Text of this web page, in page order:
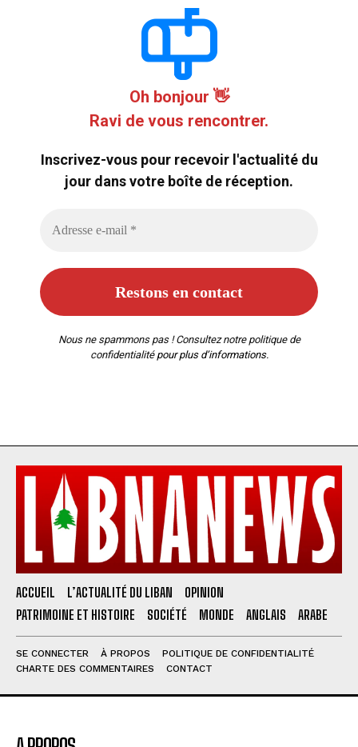
Oh bonjour 👋
Ravi de vous rencontrer.
Inscrivez-vous pour recevoir l'actualité du
jour dans votre boîte de réception.
Nous ne spammons pas ! Consultez notre politique de
confidentialitépour plus d’informations.
ACCUEIL L’ACTUALITÉ DU LIBAN
OPINION
PATRIMOINE ET HISTOIRE
SOCIÉTÉ MONDE ANGLAIS ARABE
SE CONNECTER À PROPOS
POLITIQUE DE CONFIDENTIALITÉ
CHARTE DES COMMENTAIRES
CONTACT